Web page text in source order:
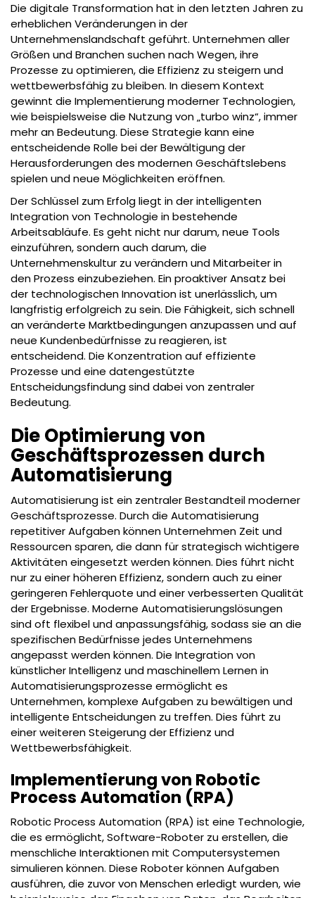
Die digitale Transformation hat in den letzten Jahren zu
erheblichen Veränderungen in der
Unternehmenslandschaft geführt. Unternehmen aller
Größen und Branchen suchen nach Wegen, ihre
Prozesse zu optimieren, die Effizienz zu steigern und
wettbewerbsfähig zu bleiben. In diesem Kontext
gewinnt die Implementierung moderner Technologien,
wie beispielsweise die Nutzung von „turbo winz“, immer
mehr an Bedeutung. Diese Strategie kann eine
entscheidende Rolle bei der Bewältigung der
Herausforderungen des modernen Geschäftslebens
spielen und neue Möglichkeiten eröffnen.
Der Schlüssel zum Erfolg liegt in der intelligenten
Integration von Technologie in bestehende
Arbeitsabläufe. Es geht nicht nur darum, neue Tools
einzuführen, sondern auch darum, die
Unternehmenskultur zu verändern und Mitarbeiter in
den Prozess einzubeziehen. Ein proaktiver Ansatz bei
der technologischen Innovation ist unerlässlich, um
langfristig erfolgreich zu sein. Die Fähigkeit, sich schnell
an veränderte Marktbedingungen anzupassen und auf
neue Kundenbedürfnisse zu reagieren, ist
entscheidend. Die Konzentration auf effiziente
Prozesse und eine datengestützte
Entscheidungsfindung sind dabei von zentraler
Bedeutung.
Die Optimierung von
Geschäftsprozessen durch
Automatisierung
Automatisierung ist ein zentraler Bestandteil moderner
Geschäftsprozesse. Durch die Automatisierung
repetitiver Aufgaben können Unternehmen Zeit und
Ressourcen sparen, die dann für strategisch wichtigere
Aktivitäten eingesetzt werden können. Dies führt nicht
nur zu einer höheren Effizienz, sondern auch zu einer
geringeren Fehlerquote und einer verbesserten Qualität
der Ergebnisse. Moderne Automatisierungslösungen
sind oft flexibel und anpassungsfähig, sodass sie an die
spezifischen Bedürfnisse jedes Unternehmens
angepasst werden können. Die Integration von
künstlicher Intelligenz und maschinellem Lernen in
Automatisierungsprozesse ermöglicht es
Unternehmen, komplexe Aufgaben zu bewältigen und
intelligente Entscheidungen zu treffen. Dies führt zu
einer weiteren Steigerung der Effizienz und
Wettbewerbsfähigkeit.
Implementierung von Robotic
Process Automation (RPA)
Robotic Process Automation (RPA) ist eine Technologie,
die es ermöglicht, Software-Roboter zu erstellen, die
menschliche Interaktionen mit Computersystemen
simulieren können. Diese Roboter können Aufgaben
ausführen, die zuvor von Menschen erledigt wurden, wie